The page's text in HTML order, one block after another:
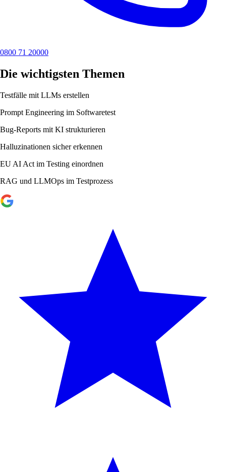
0800 71 20000
Die wichtigsten Themen
Testfälle mit LLMs erstellen
Prompt Engineering im Softwaretest
Bug-Reports mit KI strukturieren
Halluzinationen sicher erkennen
EU AI Act im Testing einordnen
RAG und LLMOps im Testprozess